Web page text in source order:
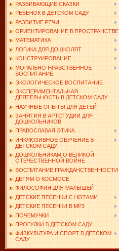
РАЗВИВАЮЩИЕ СКАЗКИ
РЕБЕНОК В ДЕТСКОМ САДУ
РАЗВИТИЕ РЕЧИ
ОРИЕНТИРОВАНИЕ В ПРОСТРАНСТВЕ
МАТЕМАТИКА
ЛОГИКА ДЛЯ ДОШКОЛЯТ
КОНСТРУИРОВАНИЕ
МОРАЛЬНО-НРАВСТВЕННОЕ
ВОСПИТАНИЕ
ЭКОЛОГИЧЕСКОЕ ВОСПИТАНИЕ
ЭКСПЕРИМЕНТАЛЬНАЯ
ДЕЯТЕЛЬНОСТЬ В ДЕТСКОМ САДУ
НАУЧНЫЕ ОПЫТЫ ДЛЯ ДЕТЕЙ
ЗАНЯТИЯ В АРТСТУДИИ ДЛЯ
ДОШКОЛЬНИКОВ
ПРАВОСЛАВАЯ ЭТИКА
ИНКЛЮЗИВНОЕ ОБУЧЕНИЕ В
ДЕТСКОМ САДУ
ДОШКОЛЬНИКАМ О ВЕЛИКОЙ
ОТЕЧЕСТВЕННОЙ ВОЙНЕ
ВОСПИТАНИЕ ГРАЖДАНСТВЕННОСТИ
ДЕТЯМ О КОСМОСЕ
ФИЛОСОФИЯ ДЛЯ МАЛЫШЕЙ
ДЕТСКИЕ ПЕСЕНКИ С НОТАМИ
ДЕТСКИЕ ПЕСЕНКИ В MP3
ПОЧЕМУЧКИ
ПРОГУЛКИ В ДЕТСКОМ САДУ
ФИЗКУЛЬТУРА И СПОРТ В ДЕТСКОМ
САДУ